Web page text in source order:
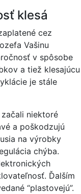
klesá
cez
Vašinu
v spôsobe
a tiež klesajúcu
je stále
niektoré
a poškodzujú
na výrobky
chýba.
Ďalším
“plastovejú”.